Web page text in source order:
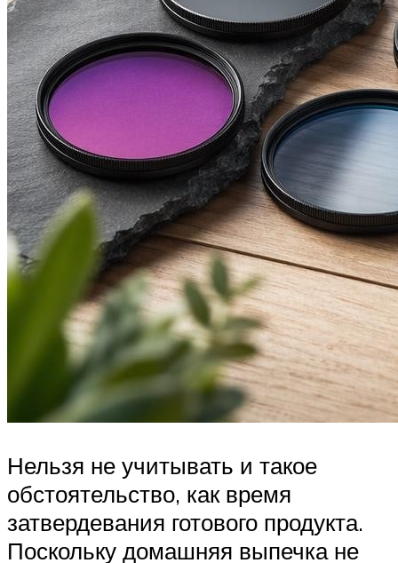
Нельзя не учитывать и такое
обстоятельство, как время
затвердевания готового продукта.
Поскольку домашняя выпечка не